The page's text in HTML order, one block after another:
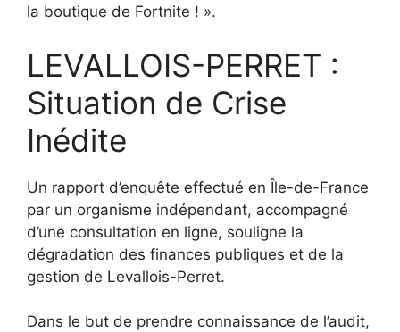
la boutique de Fortnite ! ».
LEVALLOIS-PERRET :
Situation de Crise
Inédite
Un rapport d’enquête effectué en Île-de-France
par un organisme indépendant, accompagné
d’une consultation en ligne, souligne la
dégradation des finances publiques et de la
gestion de Levallois-Perret.
Dans le but de prendre connaissance de l’audit,